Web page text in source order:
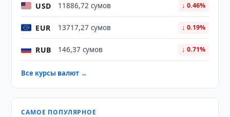
USD 11886,72 сумов ↓ 0.46%
EUR 13717,27 сумов ↓ 0.19%
RUB 146,37 сумов ↓ 0.71%
Все курсы валют →
САМОЕ ПОПУЛЯРНОЕ